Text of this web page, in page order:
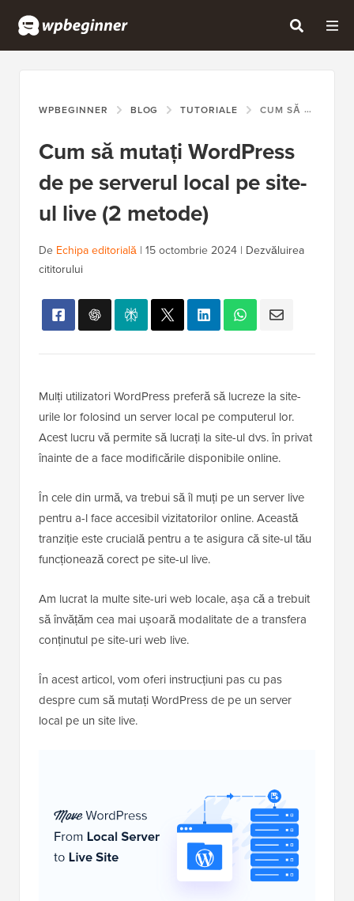
WPBEGINNER BLOG TUTORIALE CUM SĂ MUTAȚI WORDPRESS DE PE SERVERUL LOCAL PE SITE-UL LIVE (2 METODE)
Cum să mutați WordPress
de pe serverul local pe site-
ul live (2 metode)
De Echipa editorială | 15 octombrie 2024 | Dezvăluirea
cititorului
Mulți utilizatori WordPress preferă să lucreze la site-
urile lor folosind un server local pe computerul lor.
Acest lucru vă permite să lucrați la site-ul dvs. în privat
înainte de a face modificările disponibile online.
În cele din urmă, va trebui să îl muți pe un server live
pentru a-l face accesibil vizitatorilor online. Această
tranziție este crucială pentru a te asigura că site-ul tău
funcționează corect pe site-ul live.
Am lucrat la multe site-uri web locale, așa că a trebuit
să învățăm cea mai ușoară modalitate de a transfera
conținutul pe site-uri web live.
În acest articol, vom oferi instrucțiuni pas cu pas
despre cum să mutați WordPress de pe un server
local pe un site live.